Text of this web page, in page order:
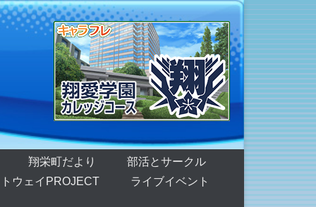
翔栄町だより
部活とサークル
ウェイPROJECT
ライブイベント